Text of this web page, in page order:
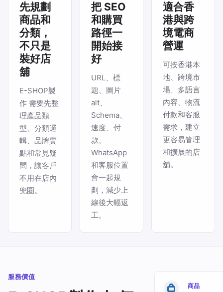
先規劃
商品和
分類，
不只是
裝好店
舖
E-SHOP製
作 需要先整
理產品類
型、分類邏
輯、品牌賣
點和常見疑
問，讓客戶
不用在店內
兜圈。
把 SEO
和購買
路徑一
開始接
好
URL、標
題、圖片
alt、
Schema、
速度、付
款、
WhatsApp
和客服位置
會一起規
劃，減少上
線後大幅返
工。
適合香
港與跨
境電商
營運
可按香港本
地、跨境市
場、多語言
內容、物流
付款和客服
需求，建立
更容易管理
和擴展的店
舖。
服務價值
商品